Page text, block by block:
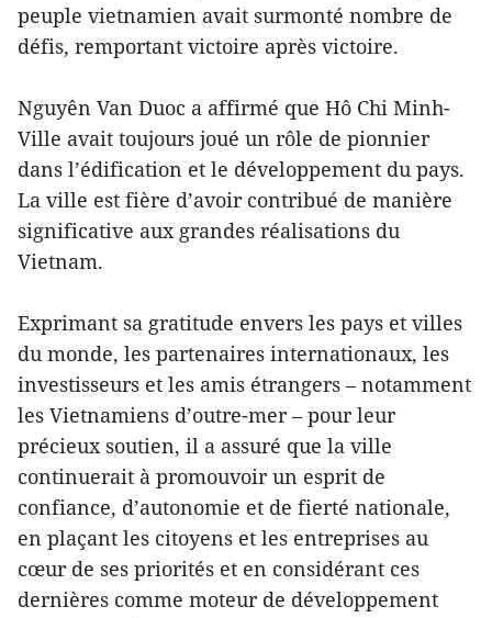
peuple vietnamien avait surmonté nombre de
défis, remportant victoire après victoire.
Nguyên Van Duoc a affirmé que Hô Chi Minh-
Ville avait toujours joué un rôle de pionnier
dans l’édification et le développement du pays.
La ville est fière d’avoir contribué de manière
significative aux grandes réalisations du
Vietnam.
Exprimant sa gratitude envers les pays et villes
du monde, les partenaires internationaux, les
investisseurs et les amis étrangers – notamment
les Vietnamiens d’outre-mer – pour leur
précieux soutien, il a assuré que la ville
continuerait à promouvoir un esprit de
confiance, d’autonomie et de fierté nationale,
en plaçant les citoyens et les entreprises au
cœur de ses priorités et en considérant ces
dernières comme moteur de développement